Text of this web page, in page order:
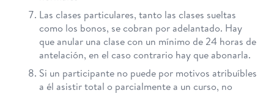
Las clases particulares, tanto las clases sueltas
como los bonos, se cobran por adelantado. Hay
que anular una clase con un mínimo de 24 horas de
antelación, en el caso contrario hay que abonarla.
Si un participante no puede por motivos atribuíbles
a él asistir total o parcialmente a un curso, no